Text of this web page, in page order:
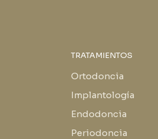
TRATAMIENTOS
Ortodoncia
Implantología
Endodoncia
Periodoncia